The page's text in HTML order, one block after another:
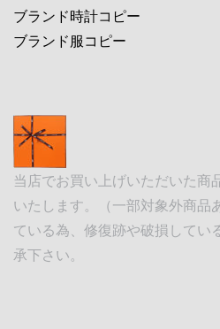
ブランド時計コピー
ブランド服コピー
当店でお買い上げいただいた商
いたします。（一部対象外商品
ている為、修復跡や破損してい
承下さい。